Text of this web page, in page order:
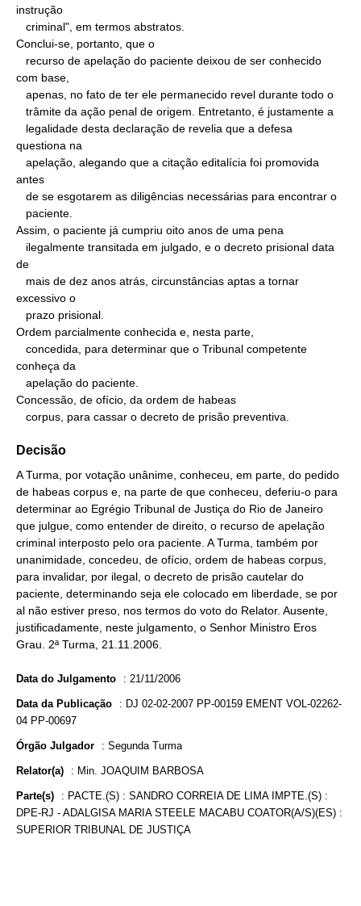
instrução
Conclui-se, portanto, que o
com base,
questiona na
antes
Assim, o paciente já cumpriu oito anos de uma pena
de
excessivo o
Ordem parcialmente conhecida e, nesta parte,
conheça da
Concessão, de ofício, da ordem de habeas
   corpus, para cassar o decreto de prisão preventiva.
Decisão
A Turma, por votação unânime, conheceu, em parte, do pedido
de habeas corpus e, na parte de que conheceu, deferiu-o para
determinar ao Egrégio Tribunal de Justiça do Rio de Janeiro
que julgue, como entender de direito, o recurso de apelação
criminal interposto pelo ora paciente. A Turma, também por
unanimidade, concedeu, de ofício, ordem de habeas corpus,
para invalidar, por ilegal, o decreto de prisão cautelar do
paciente, determinando seja ele colocado em liberdade, se por
al não estiver preso, nos termos do voto do Relator. Ausente,
justificadamente, neste julgamento, o Senhor Ministro Eros
Grau. 2ª Turma, 21.11.2006.
Data do Julgamento : 21/11/2006
Data da Publicação : DJ 02-02-2007 PP-00159 EMENT VOL-02262-
04 PP-00697
Órgão Julgador : Segunda Turma
Relator(a) : Min. JOAQUIM BARBOSA
Parte(s) : PACTE.(S) : SANDRO CORREIA DE LIMA IMPTE.(S) :
DPE-RJ - ADALGISA MARIA STEELE MACABU COATOR(A/S)(ES) :
SUPERIOR TRIBUNAL DE JUSTIÇA